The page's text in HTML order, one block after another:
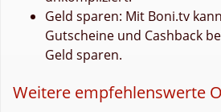
Geld sparen: Mit Boni.tv
Gutscheine und Cashback
Geld sparen.
Weitere empfehlenswerte